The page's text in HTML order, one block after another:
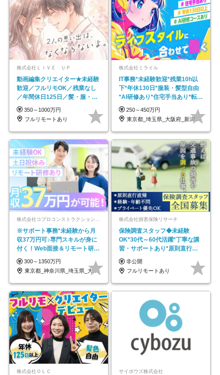
株式会社ＬＩＶＥ ＵＰ
動画編集クリエイター★未経験
歓迎／フルリモOK／残業なし
／年間休日125日／髪・服・ネ
イル自由／研修充実で安心
350～1000万円
フルリモートあり
株式会社ミライル
IT事務*未経験歓迎*残業10h以
下*年休130日*服装・髪型自由
*AI研修あり*住宅手当あり*転勤
なし
250～450万円
東京都_埼玉県_大阪府_新潟県_福岡県
※サポート事務*未経験から月
収37万円可♪専門スキルが身に
付く！Web面接＆リモート研修
も充実♪/a
300～1350万円
東京都_神奈川県_埼玉県_大阪府_愛知県…
株式会社損害保険リサーチ
保険調査スタッフ◆未経験
OK*30代～60代活躍*丁寧な講
習・サポートあり*原則直行直
帰／全国募集・業務委託
非公開
フルリモートあり
株式会社ＯＬＣ サイボウズ株式会社